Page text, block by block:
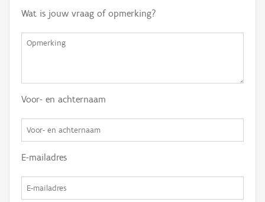
Wat is jouw vraag of opmerking?
Voor- en achternaam
E-mailadres